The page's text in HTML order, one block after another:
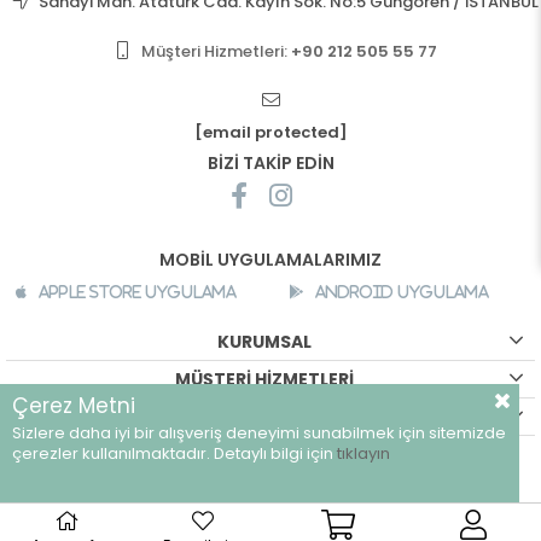
Müşteri Hizmetleri: +90 212 505 55 77
[email protected]
BİZİ TAKİP EDİN
MOBİL UYGULAMALARIMIZ
Apple Store Uygulama Android Uygulama
KURUMSAL
MÜŞTERİ HİZMETLERİ
©breeze.com.tr - Tüm hakları saklıdır.
Çerez Metni
Sizlere daha iyi bir alışveriş deneyimi sunabilmek için sitemizde
çerezler kullanılmaktadır. Detaylı bilgi için tıklayın